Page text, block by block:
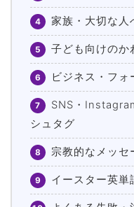
4 家族・大切な人
5 子ども向けのか
6 ビジネス・フォ
7
SNS・
シュタグ
8 宗教的なメッセ
9 イースター英単